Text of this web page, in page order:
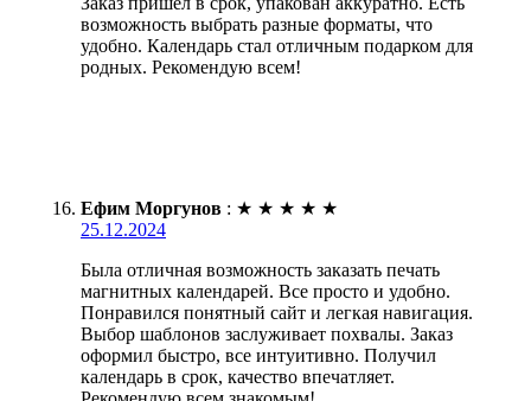
возможность выбрать разные форматы, что
удобно. Календарь стал отличным подарком для
родных. Рекомендую всем!
Ефим Моргунов : ★ ★ ★ ★ ★
25.12.2024
Была отличная возможность заказать печать
магнитных календарей. Все просто и удобно.
Понравился понятный сайт и легкая навигация.
Выбор шаблонов заслуживает похвалы. Заказ
оформил быстро, все интуитивно. Получил
календарь в срок, качество впечатляет.